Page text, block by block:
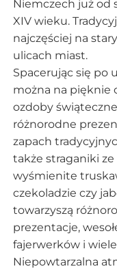
Niemczech już od
XIV wieku.
najczęściej na
ulicach miast.
Spacerując się po
można na pięknie
ozdoby
różnorodne
zapach
także straganiki
wyśmienite
czekoladzie czy
towarzyszą
prezentacje,
fajerwerków i
Niepowtarzalna